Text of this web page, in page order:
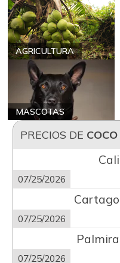
AGRICULTURA
MASCOTAS
PRECIOS DE COCO
Cali
07/25/2026
Cartago
07/25/2026
Palmira
07/25/2026